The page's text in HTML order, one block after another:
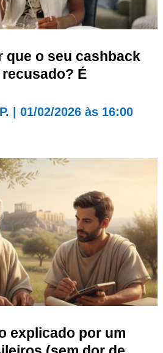
que o seu cashback
É
01/02/2026 às 16:00
explicado por um